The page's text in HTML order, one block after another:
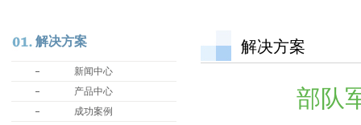
解决方案
新闻中心
产品中心
成功案例
解决方案
部队